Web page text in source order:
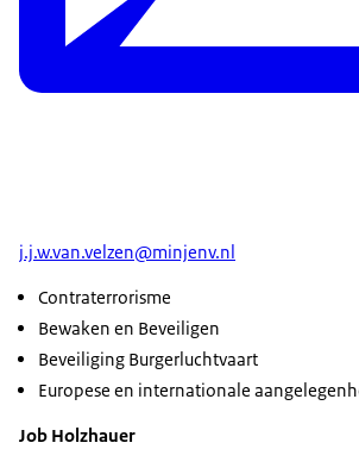
j.j.w.van.velzen@minjenv.nl
Contraterrorisme
Bewaken en Beveiligen
Beveiliging Burgerluchtvaart
Europese en internationale
Job Holzhauer